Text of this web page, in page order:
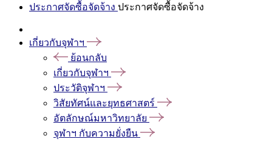
ประกาศจัดซื้อจัดจ้าง ประกาศจัดซื้อจัดจ้าง
เกี่ยวกับจุฬาฯ
ย้อนกลับ
เกี่ยวกับจุฬาฯ
ประวัติจุฬาฯ
วิสัยทัศน์และยุทธศาสตร์
อัตลักษณ์มหาวิทยาลัย
จุฬาฯ กับความยั่งยืน